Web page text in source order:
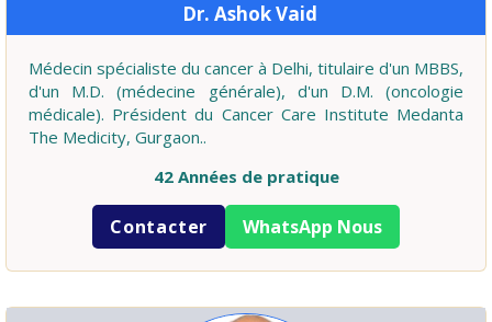
Dr. Ashok Vaid
Médecin spécialiste du cancer à Delhi, titulaire d'un MBBS,
d'un M.D. (médecine générale), d'un D.M. (oncologie
médicale). Président du Cancer Care Institute Medanta
The Medicity, Gurgaon..
42 Années de pratique
Contacter WhatsApp Nous